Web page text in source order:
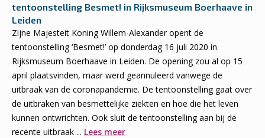
tentoonstelling Besmet! in Rijksmuseum Boerhaave in
Leiden
Zijne Majesteit Koning Willem-Alexander opent de
tentoonstelling ‘Besmet!’ op donderdag 16 juli 2020 in
Rijksmuseum Boerhaave in Leiden. De opening zou al op 15
april plaatsvinden, maar werd geannuleerd vanwege de
uitbraak van de coronapandemie. De tentoonstelling gaat over
de uitbraken van besmettelijke ziekten en hoe die het leven
kunnen ontwrichten. Ook sluit de tentoonstelling aan bij de
recente uitbraak ... Lees meer